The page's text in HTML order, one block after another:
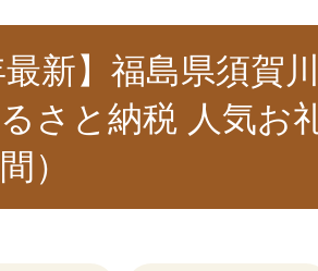
最新】福島県須賀
さと納税 人気お
）